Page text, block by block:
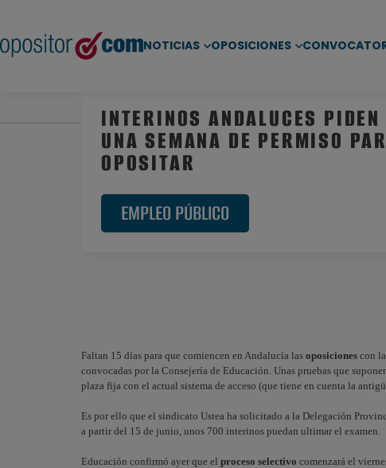
NOTICIAS OPOSICIONES
Inicio/Noticias/Empleo Público / Interinos
INTERINOS ANDALUCES PIDEN
UNA SEMANA DE PERMISO
OPOSITAR
EMPLEO PÚBLICO
Faltan 15 días para que comiencen en Andalucía las oposiciones con
convocadas por la Consejería de Educación. Unas pruebas que
plaza fija con el actual sistema de acceso (que tiene en cuenta la
Es por ello que el sindicato Ustea ha solicitado a la Delegación
a partir del 15 de junio, unos 700 interinos puedan ultimar el examen.
Educación confirmó ayer que el proceso selectivo comenzará el